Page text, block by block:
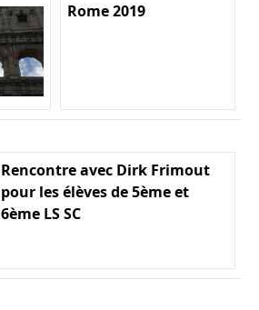
Rome 2019
Rencontre avec Dirk Frimout
pour les élèves de 5ème et
6ème LS SC